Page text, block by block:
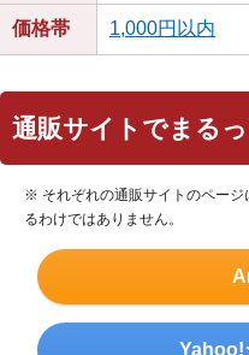
価格帯 1,000円以内
通販サイトでまる
※ それぞれの通販サイトのペー
るわけではありません。
Yahoo!